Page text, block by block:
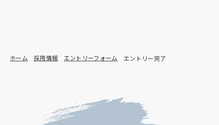
ホーム 採用情報 エントリーフォーム エントリー完了